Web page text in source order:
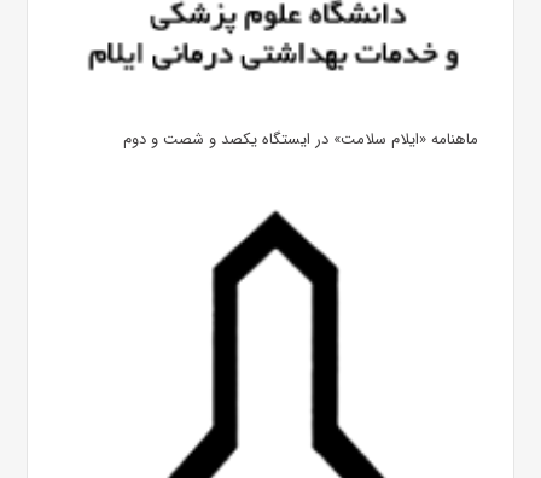
ماهنامه «ایلام سلامت» در ایستگاه یکصد و شصت و دوم